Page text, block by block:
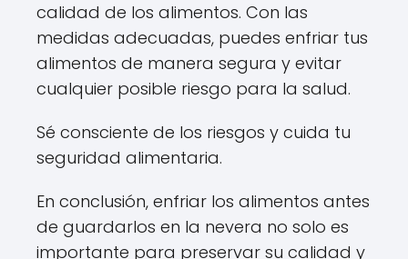
calidad de los alimentos. Con las
medidas adecuadas, puedes enfriar tus
alimentos de manera segura y evitar
cualquier posible riesgo para la salud.
Sé consciente de los riesgos y cuida tu
seguridad alimentaria.
En conclusión, enfriar los alimentos antes
de guardarlos en la nevera no solo es
importante para preservar su calidad y